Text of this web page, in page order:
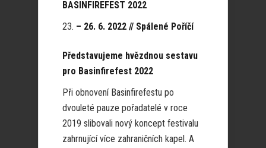
BASINFIREFEST 2022
– 26. 6. 2022 // Spálené Poříčí
Představujeme hvězdnou sestavu
pro Basinfirefest 2022
Při obnovení Basinfirefestu po
dvouleté pauze pořadatelé v roce
2019 slibovali nový koncept festivalu
zahrnující více zahraničních kapel. A